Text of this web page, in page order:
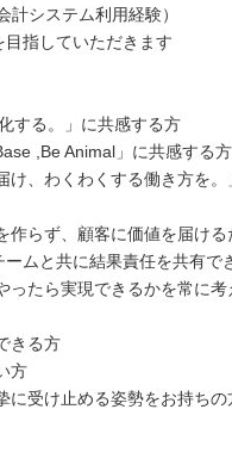
システム利用経験）
指していただきます
する。」に共感する方
,Be Animal」に共感する方
け、わくわくする働き方を。
らず、顧客に価値を届ける
ムと共に結果責任を共有で
たら実現できるかを常に考
きる方
方
に受け止める姿勢をお持ちの